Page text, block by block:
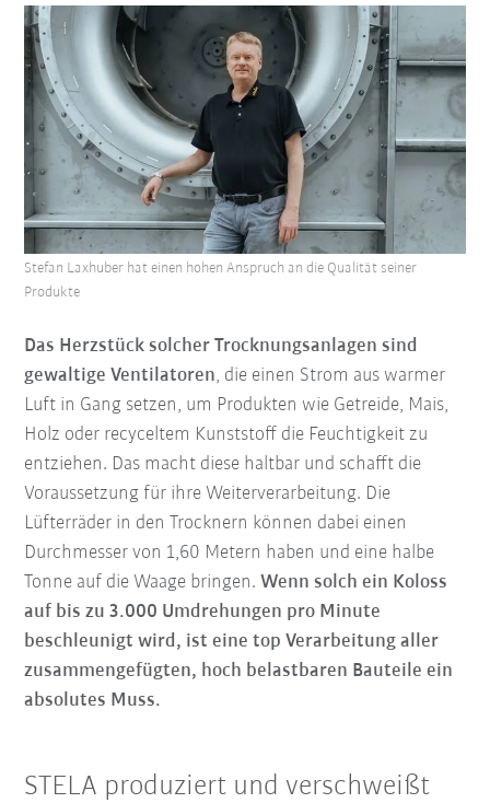
Das Herzstück solcher Trocknungsanlagen sind
gewaltige Ventilatoren, die einen Strom aus warmer
Luft in Gang setzen, um Produkten wie Getreide, Mais,
Holz oder recyceltem Kunststoff die Feuchtigkeit zu
entziehen. Das macht diese haltbar und schafft die
Voraussetzung für ihre Weiterverarbeitung. Die
Lüfterräder in den Trocknern können dabei einen
Durchmesser von 1,60 Metern haben und eine halbe
Tonne auf die Waage bringen.Wenn solch ein Koloss
auf bis zu 3.000 Umdrehungen pro Minute
beschleunigt wird, ist eine top Verarbeitung aller
zusammengefügten, hoch belastbaren Bauteile ein
absolutes Muss.
Stefan Laxhuber hat einen hohen Anspruch an die Qualität seiner
Produkte
STELA produziert und verschweißt